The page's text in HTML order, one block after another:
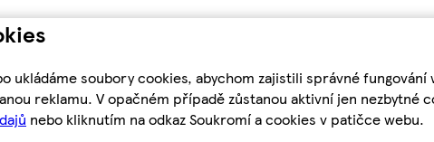
ukládáme soubory cookies, abychom zajistili správné
reklamu. V opačném případě zůstanou aktivní jen
nebo kliknutím na odkaz Soukromí a cookies v patičce webu.